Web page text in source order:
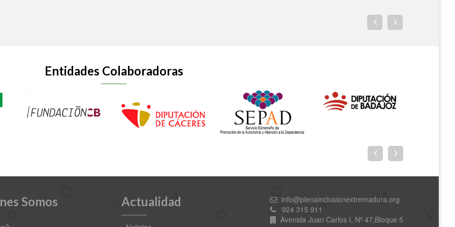
Entidades Colaboradoras
Somos Actualidad
info@plenainclusionextremadura.org
924 315 911
Avenida Juan Carlos I, Nº 47,Bloque 5